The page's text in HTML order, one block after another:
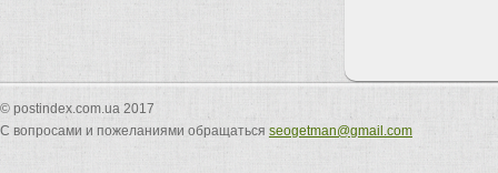
© postindex.com.ua 2017
С вопросами и пожеланиями обращаться seogetman@gmail.com